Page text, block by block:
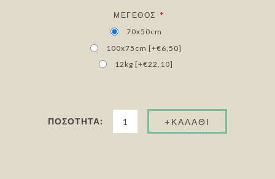
ΜΈΓΕΘΟΣ *
70x50cm
100x75cm [+€6,50]
12kg [+€22,10]
ΠΟΣΌΤΗΤΑ: